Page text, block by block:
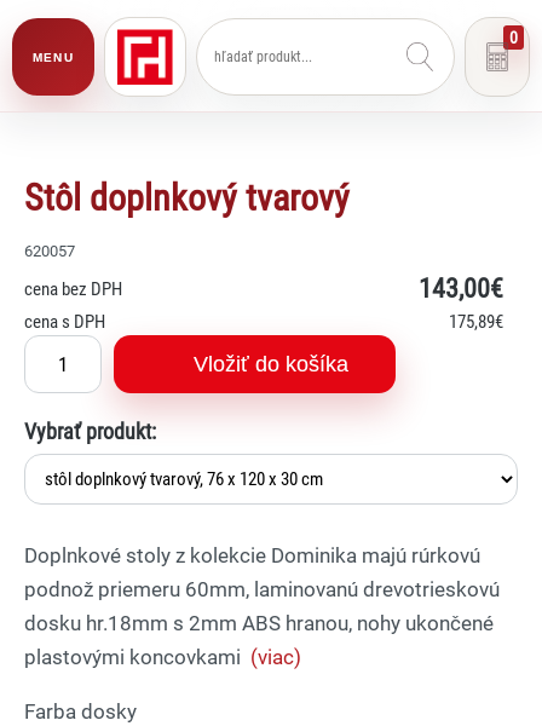
MENU
0
Stôl doplnkový tvarový
620057
cena bez DPH 143,00€
cena s DPH 175,89€
Vložiť do košíka
Vybrať produkt:
Doplnkové stoly z kolekcie Dominika majú rúrkovú
podnož priemeru 60mm, laminovanú drevotrieskovú
dosku hr.18mm s 2mm ABS hranou, nohy ukončené
plastovými koncovkami (viac)
Farba dosky